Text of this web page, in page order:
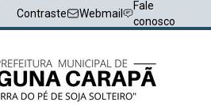
Contraste Webmail
Fale
conosco